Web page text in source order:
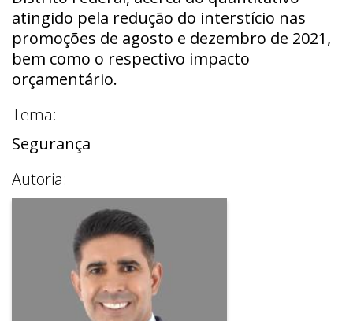
atingido pela redução do interstício nas
promoções de agosto e dezembro de 2021,
bem como o respectivo impacto
orçamentário.
Tema:
Segurança
Autoria: